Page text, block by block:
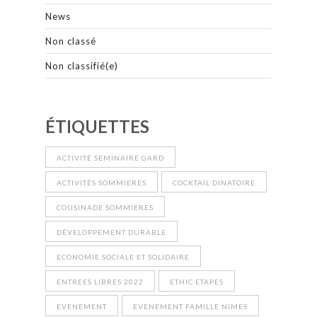
News
Non classé
Non classifié(e)
ÉTIQUETTES
ACTIVITÉ SEMINAIRE GARD
ACTIVITÉS SOMMIERES COCKTAIL DINATOIRE
COUSINADE SOMMIERES
DÉVELOPPEMENT DURABLE
ECONOMIE SOCIALE ET SOLIDAIRE
ENTREES LIBRES 2022 ETHIC ETAPES
EVENEMENT EVENEMENT FAMILLE NIMES